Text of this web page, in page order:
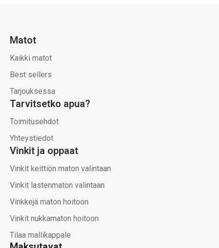
Matot
Kaikki matot
Best sellers
Tarjouksessa
Tarvitsetko apua?
Toimitusehdot
Yhteystiedot
Vinkit ja oppaat
Vinkit keittiön maton valintaan
Vinkit lastenmaton valintaan
Vinkkejä maton hoitoon
Vinkit nukkamaton hoitoon
Tilaa mallikappale